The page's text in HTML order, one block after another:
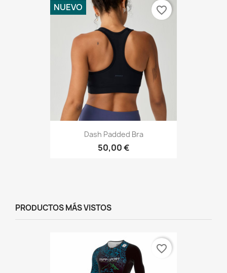
Dash Padded Bra
50,00 €
NUEVO favorite_border
PRODUCTOS MÁS VISTOS
favorite_border